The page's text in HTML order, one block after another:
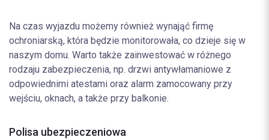
Na czas wyjazdu możemy również wynająć firmę
ochroniarską, która będzie monitorowała, co dzieje się w
naszym domu. Warto także zainwestować w różnego
rodzaju zabezpieczenia, np. drzwi antywłamaniowe z
odpowiednimi atestami oraz alarm zamocowany przy
wejściu, oknach, a także przy balkonie.
Polisa ubezpieczeniowa